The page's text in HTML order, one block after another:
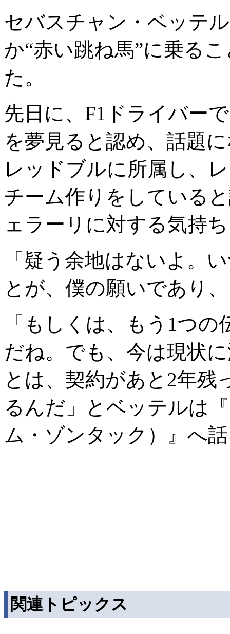
セバスチャン・ベッテ
か“赤い跳ね馬”に乗る
た。
先日に、F1ドライバー
を夢見ると認め、話題
レッドブルに所属し、
チーム作りをしている
ェラーリに対する気持
「疑う余地はないよ。
とが、僕の願いであり
「もしくは、もう1つ
だね。でも、今は現状
とは、契約があと2年残
るんだ」とベッテルは
ム・ゾンタック）』へ
関連トピックス